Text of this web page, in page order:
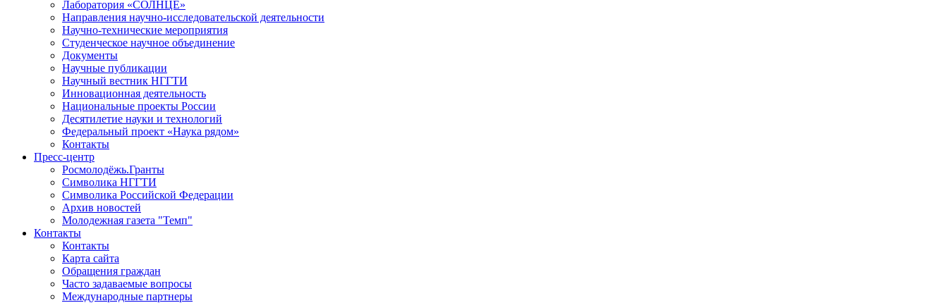
Лаборатория «СОЛНЦЕ»
Направления научно-исследовательской деятельности
Научно-технические мероприятия
Студенческое научное объединение
Документы
Научные публикации
Научный вестник НГГТИ
Инновационная деятельность
Национальные проекты России
Десятилетие науки и технологий
Федеральный проект «Наука рядом»
Контакты
Пресс-центр
Росмолодёжь.Гранты
Символика НГГТИ
Символика Российской Федерации
Архив новостей
Молодежная газета "Темп"
Контакты
Контакты
Карта сайта
Обращения граждан
Часто задаваемые вопросы
Международные партнеры